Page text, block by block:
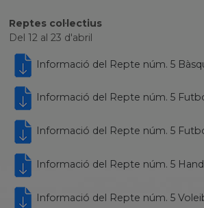
Reptes col·lectius
Del 12 al 23 d'abril
Informació del Repte núm. 5
Informació del Repte núm. 5
Informació del Repte núm. 5
Informació del Repte núm. 5
Informació del Repte núm. 5